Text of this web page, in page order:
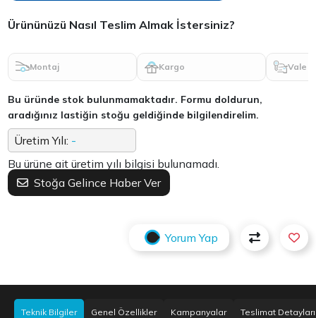
Ürününüzü Nasıl Teslim Almak İstersiniz?
Montaj Kargo Vale
Bu üründe stok bulunmamaktadır. Formu doldurun,
aradığınız lastiğin stoğu geldiğinde bilgilendirelim.
Üretim Yılı: -
Bu ürüne ait üretim yılı bilgisi bulunamadı.
Stoğa Gelince Haber Ver
Yorum Yap
Teknik Bilgiler Genel Özellikler Kampanyalar Teslimat Detayları